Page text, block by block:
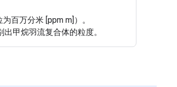
百万分米 [ppm m]）。
甲烷羽流复合体的粒度。